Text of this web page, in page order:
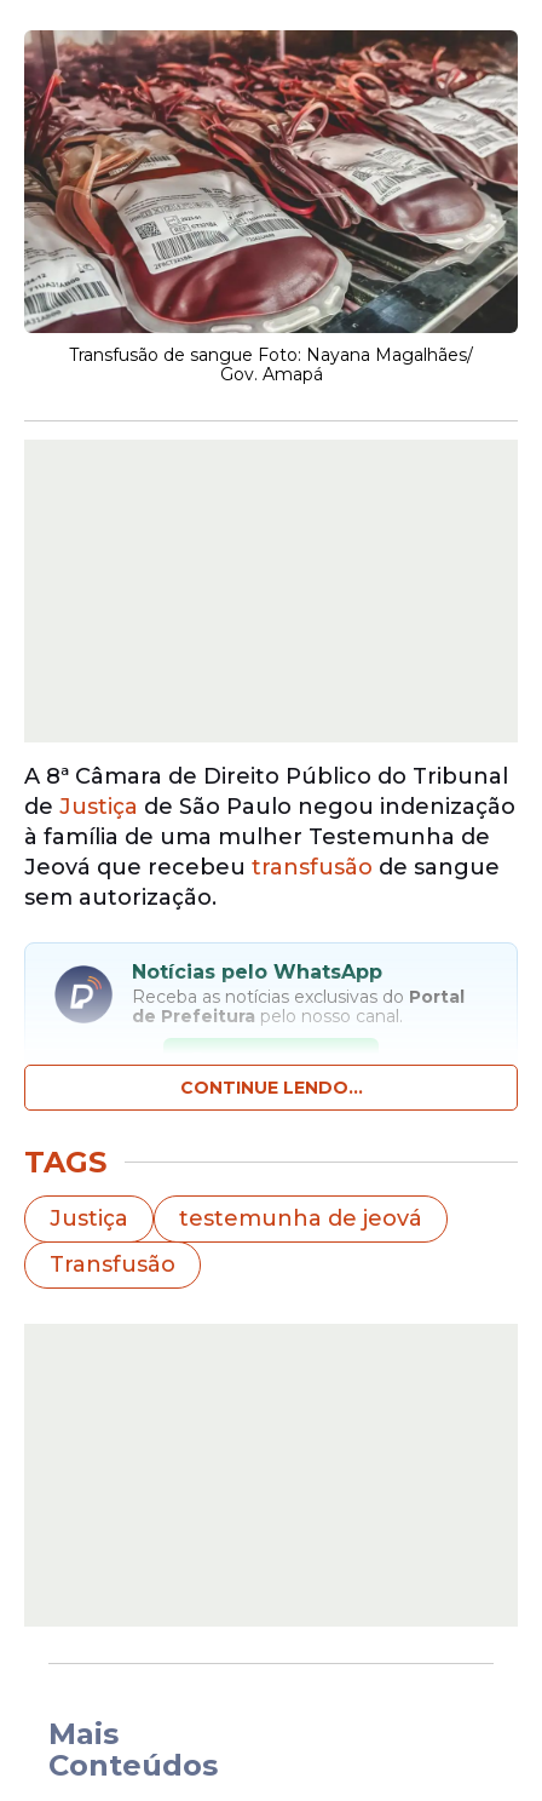
Transfusão de sangue Foto: Nayana Magalhães/
Gov. Amapá
A 8ª Câmara de Direito Público do Tribunal
de Justiça de São Paulo negou indenização
à família de uma mulher Testemunha de
Jeová que recebeu transfusão de sangue
sem autorização.
Notícias pelo WhatsApp
Receba as notícias exclusivas do Portal
de Prefeitura pelo nosso canal.
Entrar no canal
Segundo os autos, a paciente apresentava
enfermidades e necessitava detransfusão
de sangue.
faleceu dias depois.
CONTINUE LENDO...
TAGS
Justiça
testemunha de jeová
Transfusão
Mais
Conteúdos